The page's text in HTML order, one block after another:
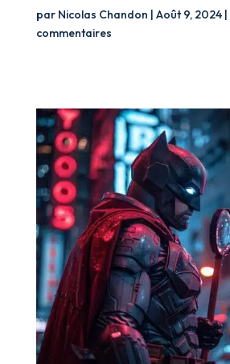
par Nicolas Chandon | Août 9, 2024|
commentaires